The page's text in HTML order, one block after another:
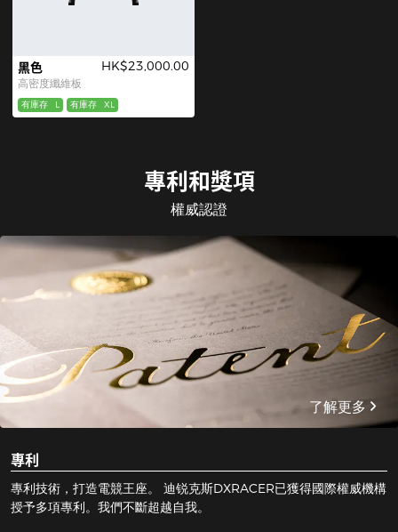
黑色
高密度纖維板
HK$23,000.00
有庫存 L 有庫存 XL
專利和獎項
權威認證
了解更多
專利
專利技術，打造電競王座。 迪锐克斯DXRACER已獲得國際權威機構
授予多項專利。我們不斷超越自我。